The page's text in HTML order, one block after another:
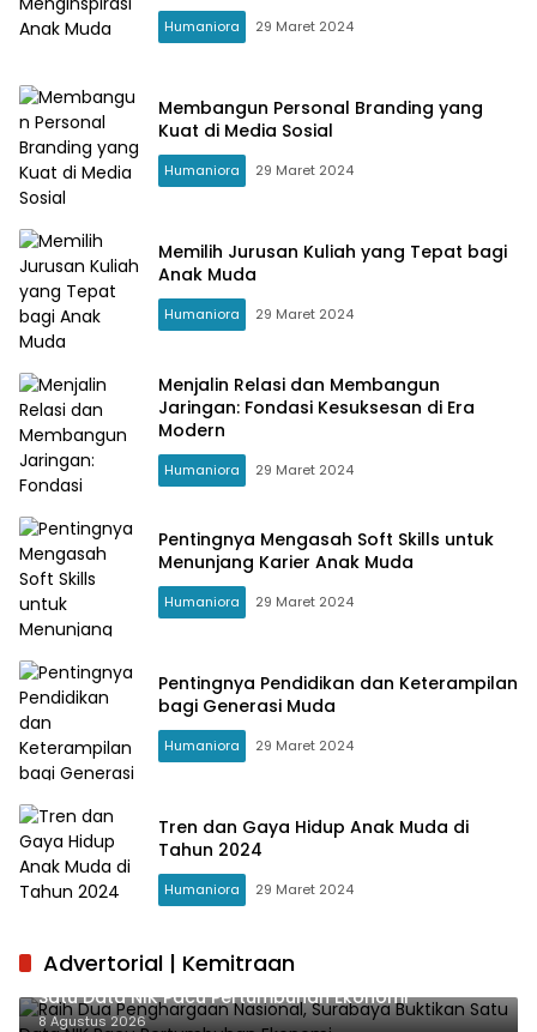
Humaniora 29 Maret 2024
Membangun Personal Branding yang
Kuat di Media Sosial
Humaniora 29 Maret 2024
Memilih Jurusan Kuliah yang Tepat bagi
Anak Muda
Humaniora 29 Maret 2024
Menjalin Relasi dan Membangun
Jaringan: Fondasi Kesuksesan di Era
Modern
Humaniora 29 Maret 2024
Pentingnya Mengasah Soft Skills untuk
Menunjang Karier Anak Muda
Humaniora 29 Maret 2024
Pentingnya Pendidikan dan Keterampilan
bagi Generasi Muda
Humaniora 29 Maret 2024
Tren dan Gaya Hidup Anak Muda di
Tahun 2024
Humaniora 29 Maret 2024
Advertorial | Kemitraan
Raih Dua Penghargaan Nasional, Surabaya Buktikan
Satu Data NIK Pacu Pertumbuhan Ekonomi
8 Agustus 2026